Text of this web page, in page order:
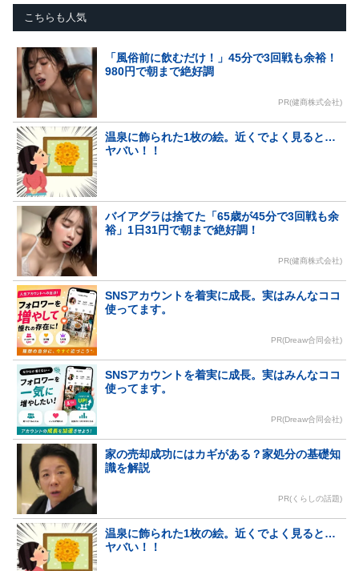
こちらも人気
「風俗前に飲むだけ！」45分で3回戦も余裕！
980円で朝まで絶好調
PR(健商株式会社)
温泉に飾られた1枚の絵。近くでよく見ると…
ヤバい！！
バイアグラは捨てた「65歳が45分で3回戦も余
裕」1日31円で朝まで絶好調！
PR(健商株式会社)
SNSアカウントを着実に成長。実はみんなココ
使ってます。
PR(Dreaw合同会社)
SNSアカウントを着実に成長。実はみんなココ
使ってます。
PR(Dreaw合同会社)
家の売却成功にはカギがある？家処分の基礎知
識を解説
PR(くらしの話題)
温泉に飾られた1枚の絵。近くでよく見ると…
ヤバい！！